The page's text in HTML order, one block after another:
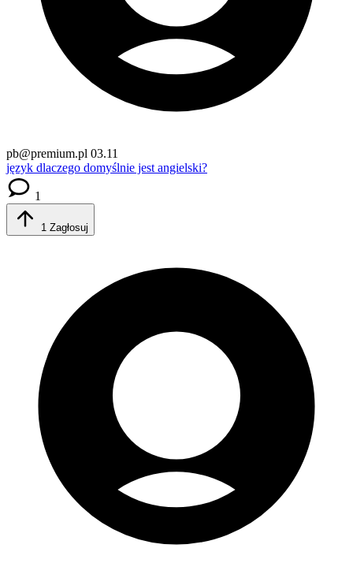
pb@premium.pl 03.11
język dlaczego domyślnie jest angielski?
1
1 Zagłosuj